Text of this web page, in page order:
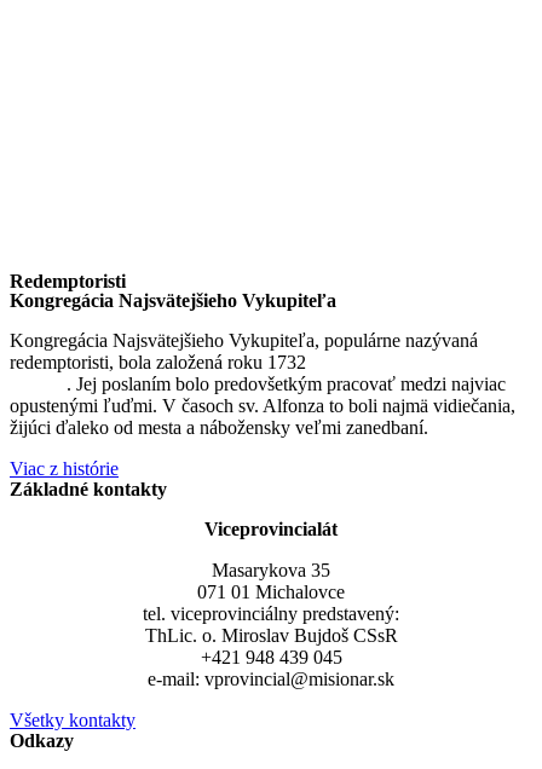
Redemptoristi
Kongregácia Najsvätejšieho Vykupiteľa
Kongregácia Najsvätejšieho Vykupiteľa, populárne nazývaná
redemptoristi, bola založená roku 1732
. Jej poslaním bolo predovšetkým pracovať medzi najviac
opustenými ľuďmi. V časoch sv. Alfonza to boli najmä vidiečania,
žijúci ďaleko od mesta a nábožensky veľmi zanedbaní.
Viac z histórie
Základné kontakty
Viceprovincialát
Masarykova 35
071 01 Michalovce
tel. viceprovinciálny predstavený:
ThLic. o. Miroslav Bujdoš CSsR
+421 948 439 045
e-mail: vprovincial@misionar.sk
Všetky kontakty
Odkazy